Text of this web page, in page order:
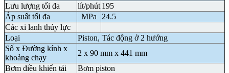
Lưu lượng tối đa
lít/phút 195
Áp suất tối đa
MPa
24.5
Các xi lanh thủy lực
Loại
Piston, Tác động ở 2 hướng
Số x Đường kính x
khoảng chạy
2 x 90 mm x 441 mm
Bơm điều khiển tải
Bơm piston